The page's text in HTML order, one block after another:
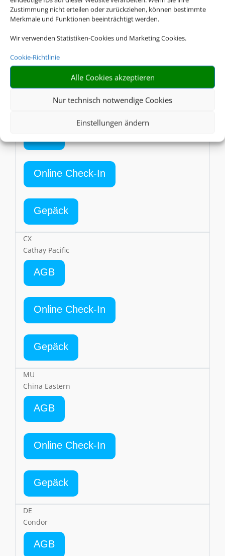
Zustimmung nicht erteilen oder zurückziehen, können bestimmte
Merkmale und Funktionen beeinträchtigt werden.
Wir verwenden Statistiken-Cookies und Marketing Cookies.
Cookie-Richtlinie
Alle Cookies akzeptieren
Nur technisch notwendige Cookies
Einstellungen ändern
Online Check-In
Online Check-In
Gepäck
CX
Cathay Pacific
AGB
Online Check-In
Gepäck
MU
China Eastern
AGB
Online Check-In
Gepäck
DE
Condor
AGB